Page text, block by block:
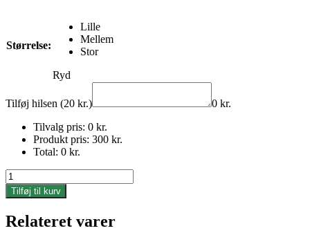
999 kr.
Størrelse:
Lille
Mellem
Stor
Ryd
Tilføj hilsen (20 kr.) 0 kr.
Tilvalg pris: 0 kr.
Produkt pris: 300 kr.
Total: 0 kr.
Den
unikke
Orange
antal
Tilføj til kurv
Relateret varer